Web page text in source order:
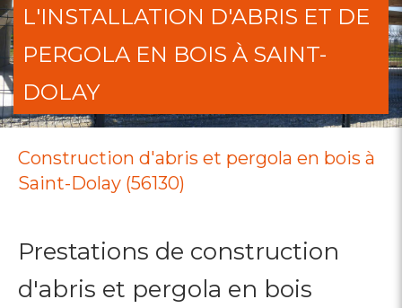
L'INSTALLATION D'ABRIS ET DE
PERGOLA EN BOIS À SAINT-
DOLAY
Construction d'abris et pergola en bois à
Saint-Dolay (56130)
Prestations de construction
d'abris et pergola en bois